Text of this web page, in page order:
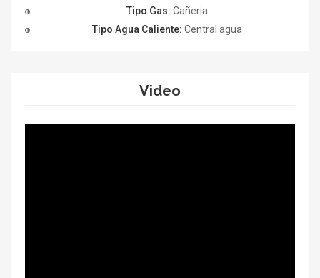
Tipo Gas: Cañeria
Tipo Agua Caliente: Central agua
Video